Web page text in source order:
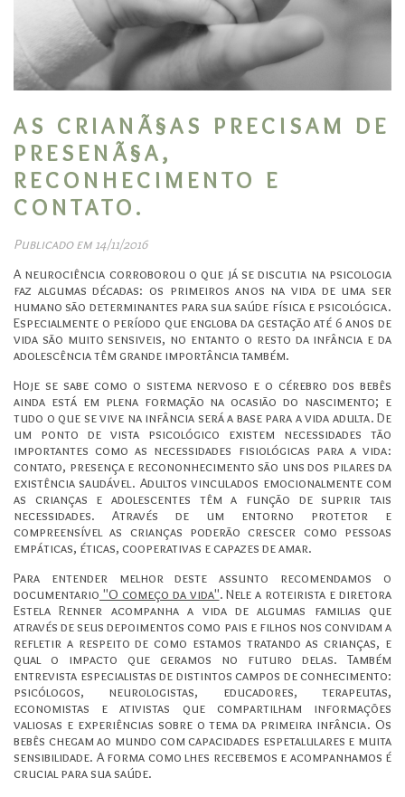
AS CRIANÃ§AS PRECISAM DE
PRESENÃ§A,
RECONHECIMENTO E
CONTATO.
Publicado em 14/11/2016
A neurociência corroborou o que já se discutia na psicologia
faz algumas décadas: os primeiros anos na vida de uma ser
humano são determinantes para sua saúde física e psicológica.
Especialmente o período que engloba da gestação até 6 anos de
vida são muito sensiveis, no entanto o resto da infância e da
adolescência têm grande importância também.
Hoje se sabe como o sistema nervoso e o cérebro dos bebês
ainda está em plena formação na ocasião do nascimento; e
tudo o que se vive na infância será a base para a vida adulta. De
um ponto de vista psicológico existem necessidades tão
importantes como as necessidades fisiológicas para a vida:
contato, presença e recononhecimento são uns dos pilares da
existência saudável. Adultos vinculados emocionalmente com
as crianças e adolescentes têm a função de suprir tais
necessidades. Através de um entorno protetor e
compreensível as crianças poderão crescer como pessoas
empáticas, éticas, cooperativas e capazes de amar.
Para entender melhor deste assunto recomendamos o
documentario "O começo da vida". Nele a roteirista e diretora
Estela Renner acompanha a vida de algumas familias que
através de seus depoimentos como pais e filhos nos convidam a
refletir a respeito de como estamos tratando as crianças, e
qual o impacto que geramos no futuro delas. Também
entrevista especialistas de distintos campos de conhecimento:
psicólogos, neurologistas, educadores, terapeutas,
economistas e ativistas que compartilham informações
valiosas e experiências sobre o tema da primeira infância. Os
bebês chegam ao mundo com capacidades espetalulares e muita
sensibilidade. A forma como lhes recebemos e acompanhamos é
crucial para sua saúde.